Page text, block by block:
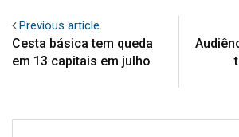
Previous article
Cesta básica tem queda
em 13 capitais em julho